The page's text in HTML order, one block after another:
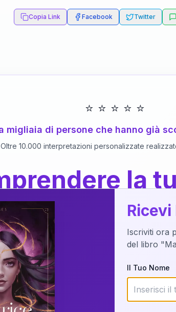
Copia Link Facebook Twitter
⭐ ⭐ ⭐ ⭐ ⭐
migliaia di persone che hanno già
Oltre 10.000 interpretazioni personalizzate
la
dettaglio?
della tua Matrice del Destino
o studiando attraverso il
Richiedi Interpretazione
del Libro
Ricevi
Iscriviti ora
del libro
Il Tuo Nome